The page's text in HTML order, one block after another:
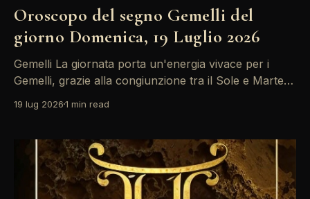
Oroscopo del segno Gemelli del
giorno Domenica, 19 Luglio 2026
Gemelli La giornata porta un'energia vivace per i
Gemelli, grazie alla congiunzione tra il Sole e Marte
per fare nuove amicizie e collaborazioni, ma fate
soprattutto in ambito lavorativo. Le stelle oggi brillano
19 lug 20261 min read